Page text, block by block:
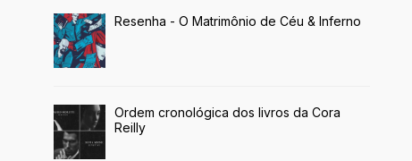
Resenha - O Matrimônio de Céu & Inferno
Ordem cronológica dos livros da Cora
Reilly